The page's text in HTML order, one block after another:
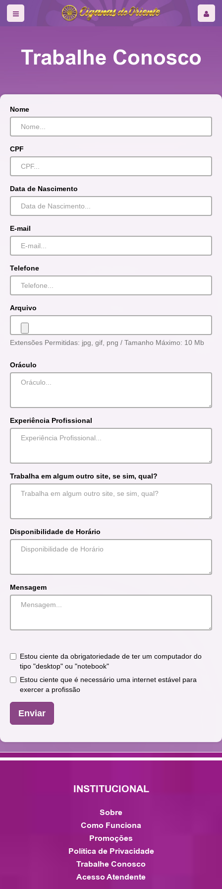
Trabalhe Conosco
Nome
CPF
Data de Nascimento
E-mail
Telefone
Arquivo
Extensões Permitidas: jpg, gif, png / Tamanho Máximo: 10 Mb
Oráculo
Experiência Profissional
Trabalha em algum outro site, se sim, qual?
Disponibilidade de Horário
Mensagem
Estou ciente da obrigatoriedade de ter um computador do
tipo "desktop" ou "notebook"
Estou ciente que é necessário uma internet estável para
exercer a profissão
Enviar
INSTITUCIONAL
Sobre
Como Funciona
Promoções
Política de Privacidade
Trabalhe Conosco
Acesso Atendente